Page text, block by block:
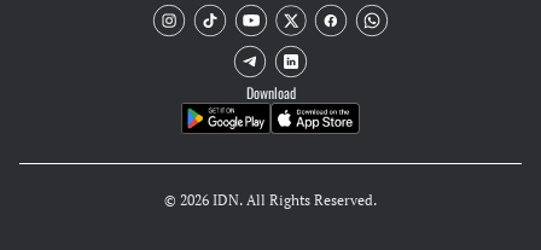
Download
© 2026 IDN. All Rights Reserved.